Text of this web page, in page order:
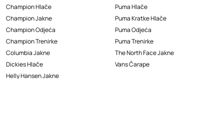
Champion Hlače
Champion Jakne
Champion Odjeća
Champion Trenirke
Columbia Jakne
Dickies Hlače
Helly Hansen Jakne
Puma Hlače
Puma Kratke Hlače
Puma Odjeća
Puma Trenirke
The North Face Jakne
Vans Čarape